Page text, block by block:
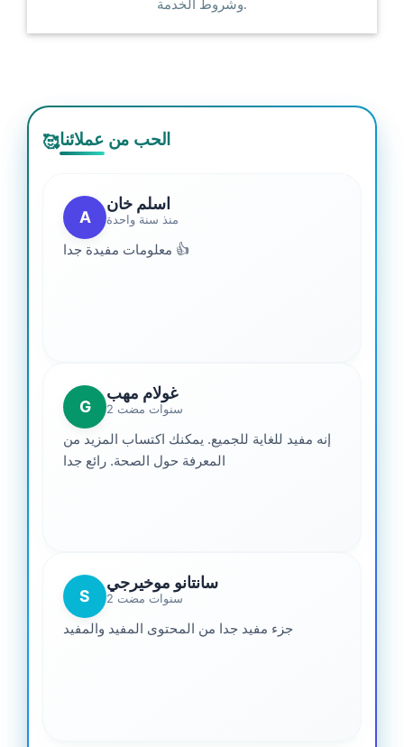
وشروط الخدمة.
🥰الحب من عملائنا
A
اسلم خان
منذ سنة واحدة
معلومات مفيدة جدا 👍
G
غولام مهب
2 سنوات مضت
إنه مفيد للغاية للجميع. يمكنك اكتساب المزيد من
المعرفة حول الصحة. رائع جدا
S
سانتانو موخيرجي
2 سنوات مضت
جزء مفيد جدا من المحتوى المفيد والمفيد